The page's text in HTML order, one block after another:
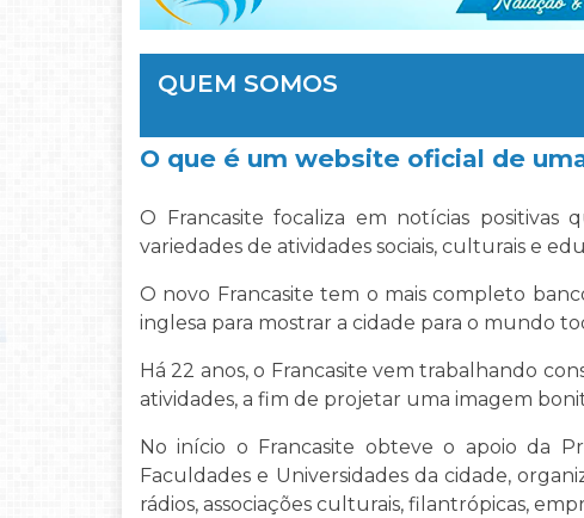
QUEM SOMOS
O que é um website oficial de
O Francasite focaliza em notícias
variedades de atividades sociais, culturais e
O novo Francasite tem o mais completo
inglesa para mostrar a cidade para o mundo
Há 22 anos, o Francasite vem trabalhando
atividades, a fim de projetar uma imagem
No início o Francasite obteve o apoio da
Faculdades e Universidades da cidade,
rádios, associações culturais, filantrópicas,